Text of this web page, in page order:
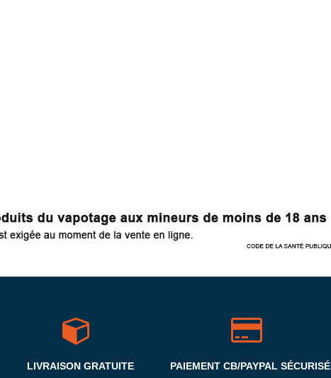
LIVRAISON GRATUITE
PAIEMENT CB/PAYPAL SÉCURISÉ